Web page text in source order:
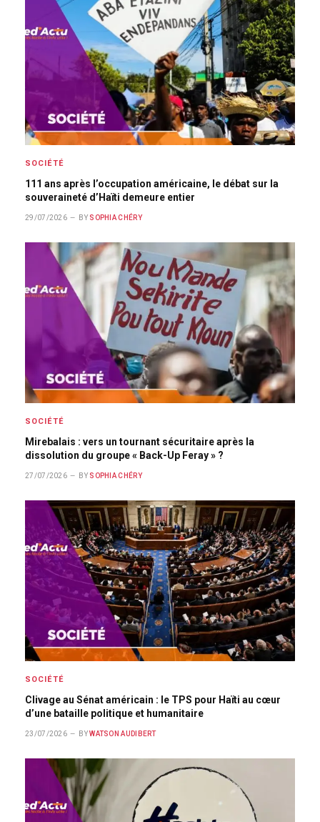
SOCIÉTÉ
111 ans après l’occupation américaine, le débat sur la
souveraineté d’Haïti demeure entier
29/07/2026 BY SOPHIA CHÉRY
SOCIÉTÉ
Mirebalais : vers un tournant sécuritaire après la
dissolution du groupe « Back-Up Feray » ?
27/07/2026 BY SOPHIA CHÉRY
SOCIÉTÉ
Clivage au Sénat américain : le TPS pour Haïti au cœur
d’une bataille politique et humanitaire
23/07/2026 BY WATSON AUDIBERT